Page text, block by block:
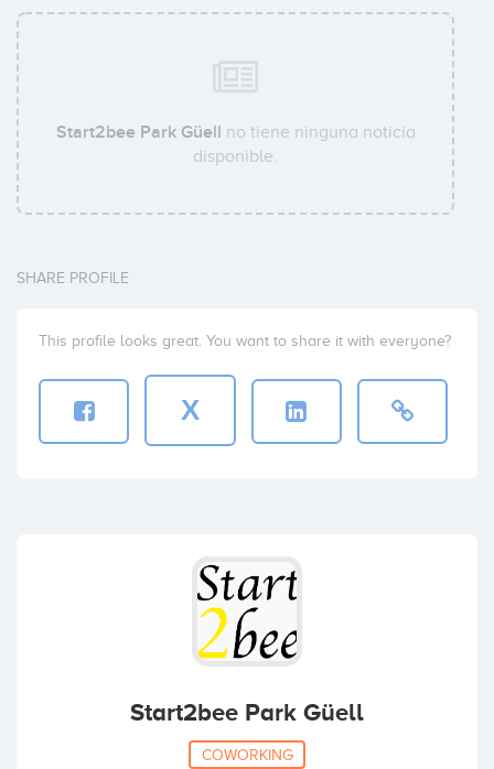
Start2bee Park Güell no tiene ninguna noticia
disponible.
SHARE PROFILE
This profile looks great. You want to share it with everyone?
X
Start2bee Park Güell
COWORKING